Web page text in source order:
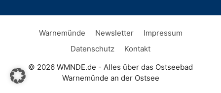
Warnemünde Newsletter
Impressum
Datenschutz
Kontakt
© 2026 WMNDE.de - Alles über das Ostseebad
Warnemünde an der Ostsee